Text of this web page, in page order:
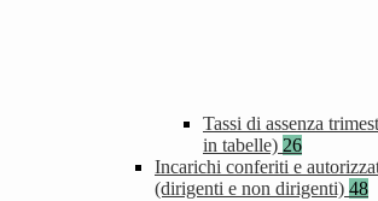
Tassi di assenza
in tabelle) 26
Incarichi conferiti e
(dirigenti e non dirigenti) 48